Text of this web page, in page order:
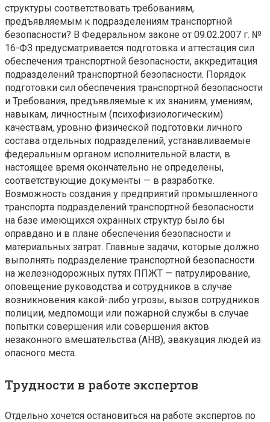
структуры соответствовать требованиям,
предъявляемым к подразделениям транспортной
безопасности? В Федеральном законе от 09.02.2007 г. №
16-ФЗ предусматривается подготовка и аттестация сил
обеспечения транспортной безопасности, аккредитация
подразделений транспортной безопасности. Порядок
подготовки сил обеспечения транспортной безопасности
и Требования, предъявляемые к их знаниям, умениям,
навыкам, личностным (психофизиологическим)
качествам, уровню физической подготовки личного
состава отдельных подразделений, устанавливаемые
федеральным органом исполнительной власти, в
настоящее время окончательно не определены,
соответствующие документы — в разработке.
Возможность создания у предприятий промышленного
транспорта подразделений транспортной безопасности
на базе имеющихся охранных структур было бы
оправдано и в плане обеспечения безопасности и
материальных затрат. Главные задачи, которые должно
выполнять подразделение транспортной безопасности
на железнодорожных путях ППЖТ — патрулирование,
оповещение руководства и сотрудников в случае
возникновения какой-либо угрозы, вызов сотрудников
полиции, медпомощи или пожарной службы в случае
попытки совершения или совершения актов
незаконного вмешательства (АНВ), эвакуация людей из
опасного места.
Трудности в работе экспертов
Отдельно хочется остановиться на работе экспертов по